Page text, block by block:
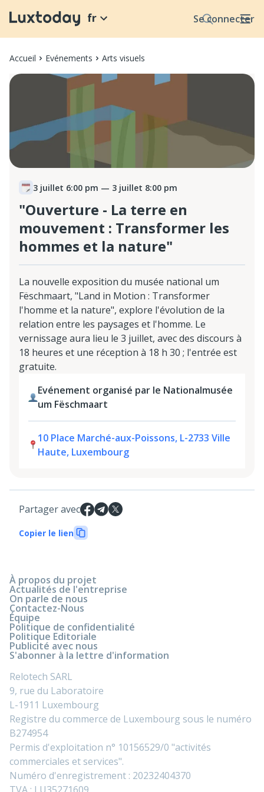
Se connecter
fr
Accueil Evénements Arts visuels
3 juillet 6:00 pm — 3 juillet 8:00 pm
"Ouverture - La terre en
mouvement : Transformer les
hommes et la nature"
La nouvelle exposition du musée national um
Fëschmaart, "Land in Motion : Transformer
l'homme et la nature", explore l'évolution de la
relation entre les paysages et l'homme. Le
vernissage aura lieu le 3 juillet, avec des discours à
18 heures et une réception à 18 h 30 ; l'entrée est
gratuite.
Evénement organisé par le Nationalmusée
um Fëschmaart
10 Place Marché-aux-Poissons, L-2733 Ville
Haute, Luxembourg
Partager avec
Copier le lien
À propos du projet
Actualités de l'entreprise
On parle de nous
Contactez-Nous
Équipe
Politique de confidentialité
Politique Editoriale
Publicité avec nous
S'abonner à la lettre d'information
Relotech SARL
9, rue du Laboratoire
L-1911 Luxembourg
Registre du commerce de Luxembourg sous le numéro
B274954
Permis d'exploitation n° 10156529/0 "activités
commerciales et services".
Numéro d'enregistrement : 20232404370